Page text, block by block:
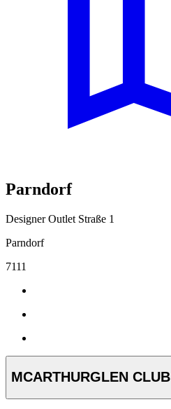
Parndorf
Designer Outlet Straße 1
Parndorf
7111
MCARTHURGLEN CLUB